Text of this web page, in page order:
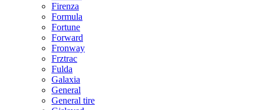
Firenza
Formula
Fortune
Forward
Fronway
Frztrac
Fulda
Galaxia
General
General tire